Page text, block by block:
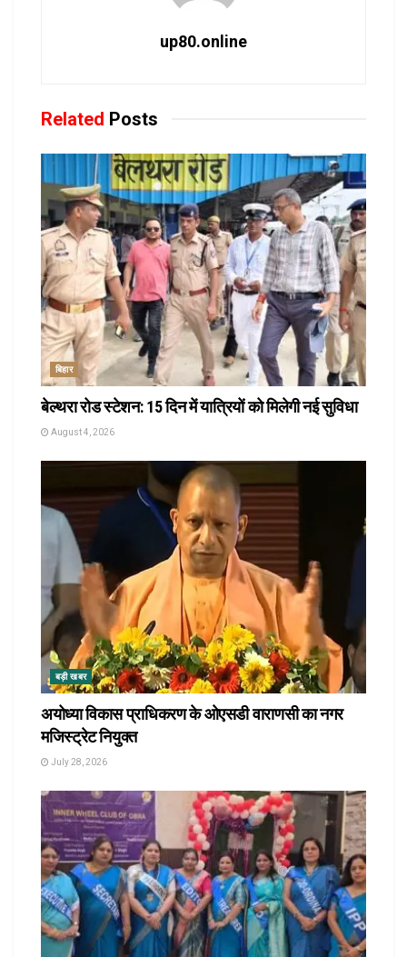
up80.online
Related Posts
बिहार
बेल्थरा रोड स्टेशन: 15 दिन में यात्रियों को मिलेगी नई सुविधा
August 4, 2026
बड़ी खबर
अयोध्या विकास प्राधिकरण के ओएसडी वाराणसी का नगर
मजिस्ट्रेट नियुक्त
July 28, 2026